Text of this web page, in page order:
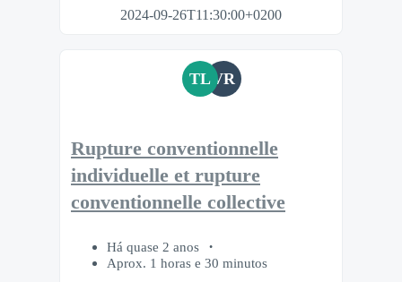
2024-09-26T11:30:00+0200
TL VR
Rupture conventionnelle
individuelle et rupture
conventionnelle collective
Há quase 2 anos
Aprox. 1 horas e 30 minutos